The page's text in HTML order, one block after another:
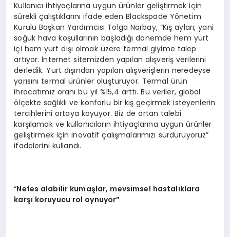
Kullanıcı ihtiyaçlarına uygun ürünler geliştirmek için
sürekli çalıştıklarını ifade eden Blackspade Yönetim
Kurulu Başkan Yardımcısı Tolga Narbay, “Kış ayları, yani
soğuk hava koşullarının başladığı dönemde hem yurt
içi hem yurt dışı olmak üzere termal giyime talep
artıyor. İnternet sitemizden yapılan alışveriş verilerini
derledik. Yurt dışından yapılan alışverişlerin neredeyse
yarısını termal ürünler oluşturuyor. Termal ürün
ihracatımız oranı bu yıl %15,4 arttı. Bu veriler, global
ölçekte sağlıklı ve konforlu bir kış geçirmek isteyenlerin
tercihlerini ortaya koyuyor. Biz de artan talebi
karşılamak ve kullanıcıların ihtiyaçlarına uygun ürünler
geliştirmek için inovatif çalışmalarımızı sürdürüyoruz”
ifadelerini kullandı.
“Nefes alabilir kumaşlar, mevsimsel hastalıklara
karşı koruyucu rol oynuyor”